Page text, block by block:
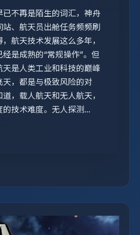
已不再是陌生的词汇，神舟
站、航天员出舱任务频频刷
航天技术发展这么多年，
是成熟的“常规操作”。但
天是人类工业和科技的巅峰
，都是与极致风险的对
，载人航天和无人航天，
技术难度。无人探测...